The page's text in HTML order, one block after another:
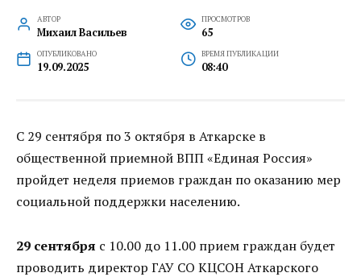
АВТОР
Михаил Васильев
ПРОСМОТРОВ
65
ОПУБЛИКОВАНО
19.09.2025
ВРЕМЯ ПУБЛИКАЦИИ
08:40
С 29 сентября по 3 октября в Аткарске в
общественной приемной ВПП «Единая Россия»
пройдет неделя приемов граждан по оказанию мер
социальной поддержки населению.
29 сентября с 10.00 до 11.00 прием граждан будет
проводить директор ГАУ СО КЦСОН Аткарского